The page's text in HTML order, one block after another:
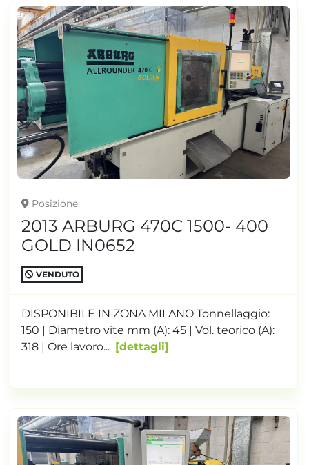
Posizione
2013 ARBURG 470C 1500- 400
GOLD IN0652
VENDUTO
DISPONIBILE IN ZONA MILANO Tonnellaggio:
150 | Diametro vite mm (A): 45 | Vol. teorico (A):
318 | Ore lavoro...
dettagli